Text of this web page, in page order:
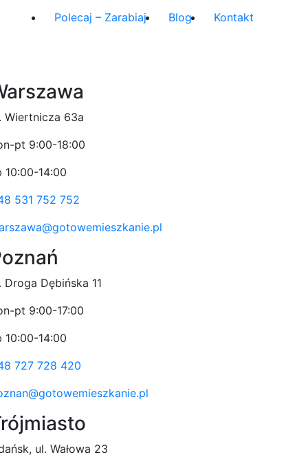
Polecaj – Zarabiaj Blog Kontakt
Wiertnicza 63a
pt 9:00-18:00
10:00-14:00
531 752 752
Droga Dębińska 11
pt 9:00-17:00
10:00-14:00
727 728 420
ul. Wałowa 23